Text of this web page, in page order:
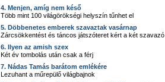
4. Menjen, amíg nem késő
Több mint 100 világörökségi helyszín tűnhet el
5. Döbbenetes emberek szavaztak vasárnap
Zárcsökkentést és táncos játszóteret kért a két szavazó
6. Ilyen az amish szex
Két év tombolás után csak a férj
7. Nádas Tamás barátom emlékére
Lezuhant a műrepülő világbajnok